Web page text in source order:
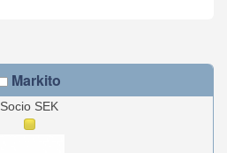
Markito
Socio SEK